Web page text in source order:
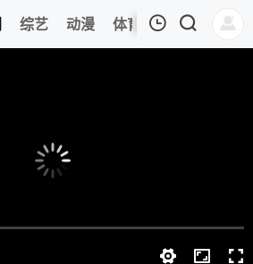
综艺 动漫 体育 今日更新 热